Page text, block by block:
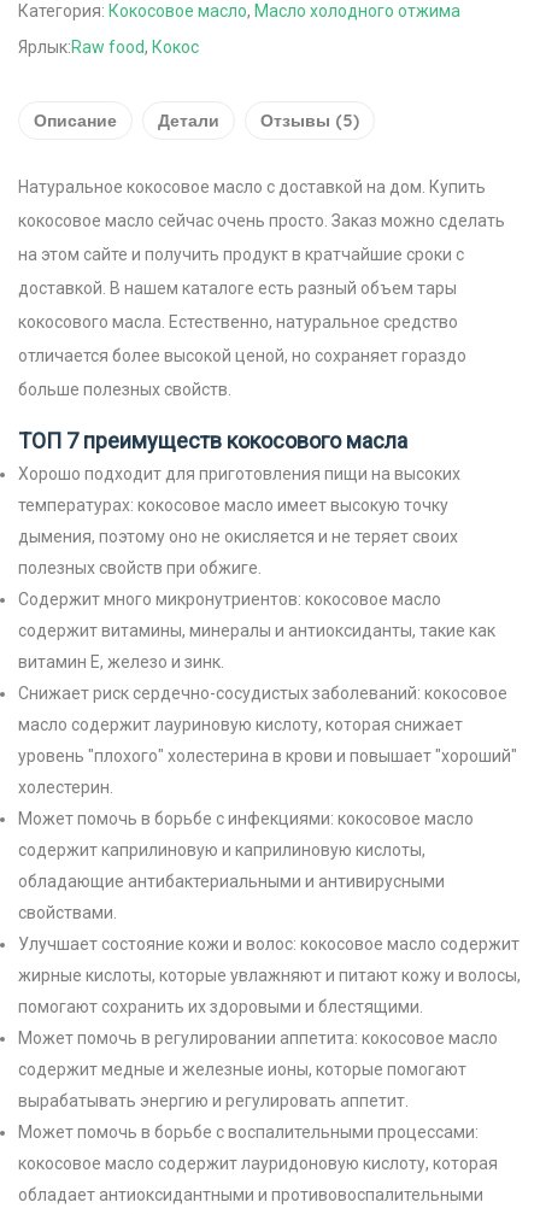
Категория: Кокосовое масло, Масло холодного отжима
Ярлык:Raw food, Кокос
Описание Детали Отзывы (5)
Натуральное кокосовое масло с доставкой на дом. Купить
кокосовое масло сейчас очень просто. Заказ можно сделать
на этом сайте и получить продукт в кратчайшие сроки с
доставкой. В нашем каталоге есть разный объем тары
кокосового масла. Естественно, натуральное средство
отличается более высокой ценой, но сохраняет гораздо
больше полезных свойств.
ТОП 7 преимуществ кокосового масла
Хорошо подходит для приготовления пищи на высоких
температурах: кокосовое масло имеет высокую точку
дымения, поэтому оно не окисляется и не теряет своих
полезных свойств при обжиге.
Содержит много микронутриентов: кокосовое масло
содержит витамины, минералы и антиоксиданты, такие как
витамин Е, железо и зинк.
Снижает риск сердечно-сосудистых заболеваний: кокосовое
масло содержит лауриновую кислоту, которая снижает
уровень "плохого" холестерина в крови и повышает "хороший"
холестерин.
Может помочь в борьбе с инфекциями: кокосовое масло
содержит каприлиновую и каприлиновую кислоты,
обладающие антибактериальными и антивирусными
свойствами.
Улучшает состояние кожи и волос: кокосовое масло содержит
жирные кислоты, которые увлажняют и питают кожу и волосы,
помогают сохранить их здоровыми и блестящими.
Может помочь в регулировании аппетита: кокосовое масло
содержит медные и железные ионы, которые помогают
вырабатывать энергию и регулировать аппетит.
Может помочь в борьбе с воспалительными процессами:
кокосовое масло содержит лауридоновую кислоту, которая
обладает антиоксидантными и противовоспалительными